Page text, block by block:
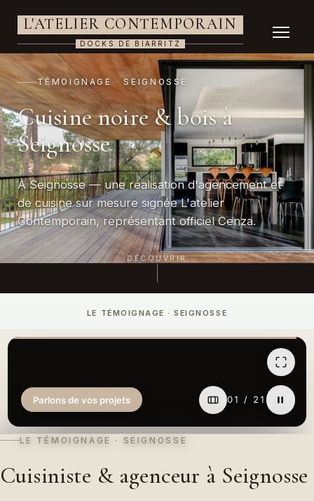
L'ATELIER CONTEMPORAIN
DOCKS DE BIARRITZ
TÉMOIGNAGE · SEIGNOSSE
Cuisine noire & bois à
Seignosse
À Seignosse — une réalisation d'agencement et
de cuisine sur mesure signée L'atelier
Contemporain, représentant officiel Cenza.
DÉCOUVRIR
LE TÉMOIGNAGE · SEIGNOSSE
LE TÉMOIGNAGE · SEIGNOSSE
Cuisiniste & agenceur à Seignosse